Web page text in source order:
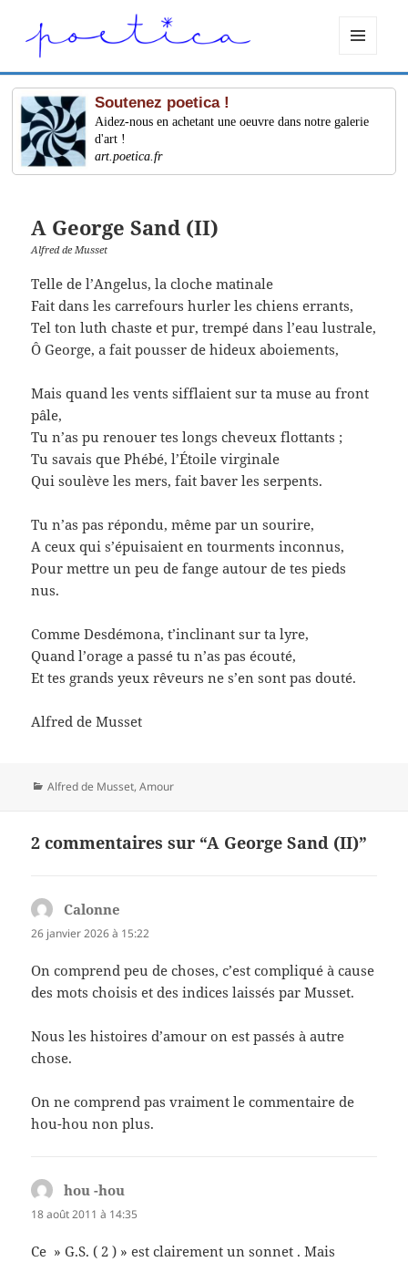
ET
WIDGETS
Soutenez poetica !
Aidez-nous en achetant une oeuvre dans notre galerie
d'art !
art.poetica.fr
A George Sand (II)
Alfred de Musset
Telle de l’Angelus, la cloche matinale
Fait dans les carrefours hurler les chiens errants,
Tel ton luth chaste et pur, trempé dans l’eau lustrale,
Ô George, a fait pousser de hideux aboiements,
Mais quand les vents sifflaient sur ta muse au front
pâle,
Tu n’as pu renouer tes longs cheveux flottants ;
Tu savais que Phébé, l’Étoile virginale
Qui soulève les mers, fait baver les serpents.
Tu n’as pas répondu, même par un sourire,
A ceux qui s’épuisaient en tourments inconnus,
Pour mettre un peu de fange autour de tes pieds
nus.
Comme Desdémona, t’inclinant sur ta lyre,
Quand l’orage a passé tu n’as pas écouté,
Et tes grands yeux rêveurs ne s’en sont pas douté.
Alfred de Musset
Catégories
Alfred de Musset,Amour
2 commentaires sur “A George Sand (II)”
Calonne
26 janvier 2026 à 15:22
On comprend peu de choses, c’est compliqué à cause
des mots choisis et des indices laissés par Musset.
Nous les histoires d’amour on est passés à autre
chose.
On ne comprend pas vraiment le commentaire de
hou-hou non plus.
hou -hou
18 août 2011 à 14:35
Ce » G.S. ( 2 ) » est clairement un sonnet . Mais